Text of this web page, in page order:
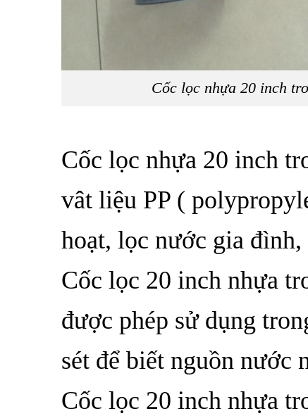
Cốc lọc nhựa 20 inch
Cốc lọc nhựa 20 inch
vât liệu PP (
hoạt, lọc nước gia
Cốc lọc 20 inch nhựa
được phép sử dụng
sét để biết nguồn nước
Cốc lọc 20 inch nhựa